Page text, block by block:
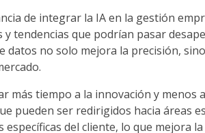
de integrar la IA en la gestión
tendencias que podrían pasar
datos no solo mejora la precisión,
más tiempo a la innovación y menos
pueden ser redirigidos hacia áreas
del cliente, lo que mejora